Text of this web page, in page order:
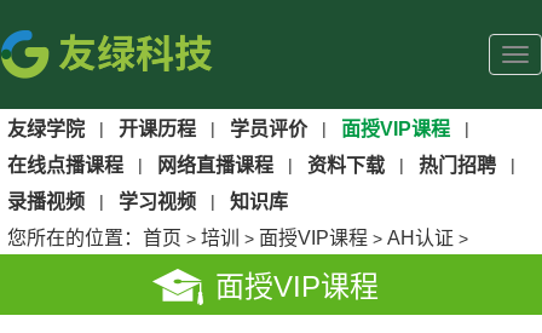
友绿学院 | 开课历程 | 学员评价 | 面授VIP课程 |
在线点播课程 | 网络直播课程 | 资料下载 | 热门招聘 |
录播视频 | 学习视频 |
知识库
您所在的位置： 首页 > 培训 > 面授VIP课程 > AH认证 >
面授VIP课程